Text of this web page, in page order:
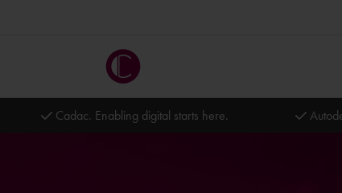
Cadac. Enabling digital starts here.